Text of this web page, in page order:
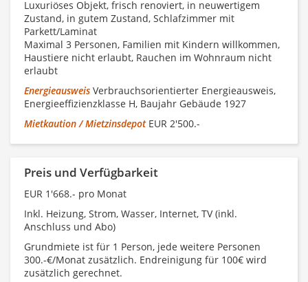
Luxuriöses Objekt, frisch renoviert, in neuwertigem
Zustand, in gutem Zustand, Schlafzimmer mit
Parkett/Laminat
Maximal 3 Personen, Familien mit Kindern willkommen,
Haustiere nicht erlaubt, Rauchen im Wohnraum nicht
erlaubt
Energieausweis Verbrauchsorientierter Energieausweis,
Energieeffizienzklasse H, Baujahr Gebäude 1927
Mietkaution / MietzinsdepotEUR 2'500.-
Preis und Verfügbarkeit
EUR 1'668.- pro Monat
Inkl. Heizung, Strom, Wasser, Internet, TV (inkl.
Anschluss und Abo)
Grundmiete ist für 1 Person, jede weitere Personen
300.-€/Monat zusätzlich. Endreinigung für 100€ wird
zusätzlich gerechnet.